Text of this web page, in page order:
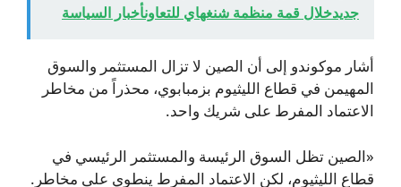
جديدخلال قمة منظمة شنغهاي للتعاونأخبار السياسة
أشار موكوندو إلى أن الصين لا تزال المستثمر والسوق
المهيمن في قطاع الليثيوم بزمبابوي، محذراً من مخاطر
الاعتماد المفرط على شريك واحد.
«الصين تظل السوق الرئيسة والمستثمر الرئيسي في
قطاع الليثيوم، لكن الاعتماد المفرط ينطوي على مخاطر.